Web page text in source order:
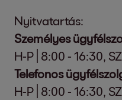
Nyitvatartás:
Személyes
H-P | 8:00 - 16:30,
Telefonos
H-P | 8:00 - 16:30,